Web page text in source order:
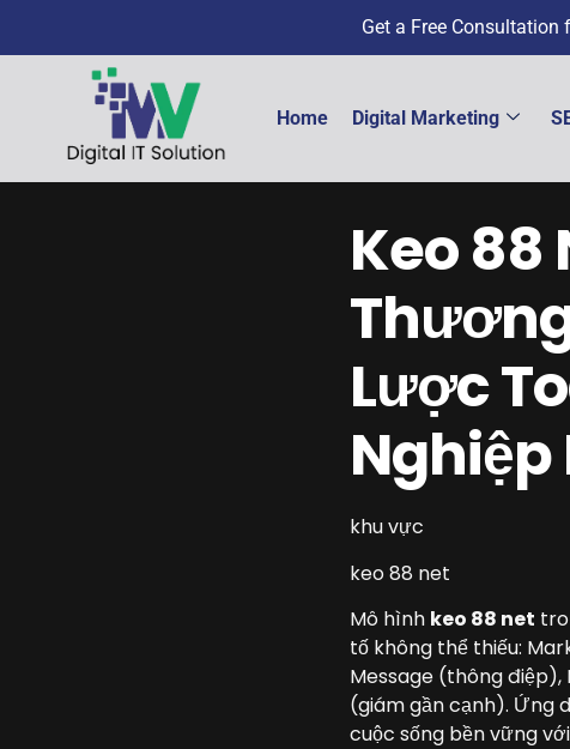
Get a Free Consultation
Home Digital Marketing
Keo
Lược
Nghiệp
khu vực
keo 88 net
Mô hình keo 88 net
tố không thể thiếu:
Message (thông
(giám gần cạnh). Ứng
cuộc sống bền vững